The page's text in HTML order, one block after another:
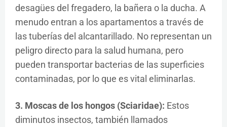
desagües del fregadero, la bañera o la ducha. A
menudo entran a los apartamentos a través de
las tuberías del alcantarillado. No representan un
peligro directo para la salud humana, pero
pueden transportar bacterias de las superficies
contaminadas, por lo que es vital eliminarlas.
3. Moscas de los hongos (Sciaridae): Estos
diminutos insectos, también llamados